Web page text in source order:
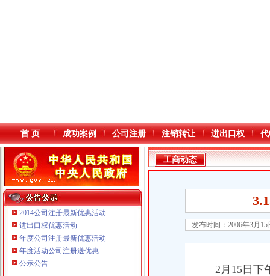
本站导航
首 页 成功案例 公司注册 注销转让 进出口权
2014公司注册最新优惠活动
进出口权优惠活动
年度公司注册最新优惠活动
年度活动公司注册送优惠
公示公告
重庆铭博投资咨询有限公司
重庆戴盛贷款咨询有限公司
重庆伟尚科技发展有限公司 渝高100万 （工商注册）
工商动态
发布时间：2006年3月
2月15日下午